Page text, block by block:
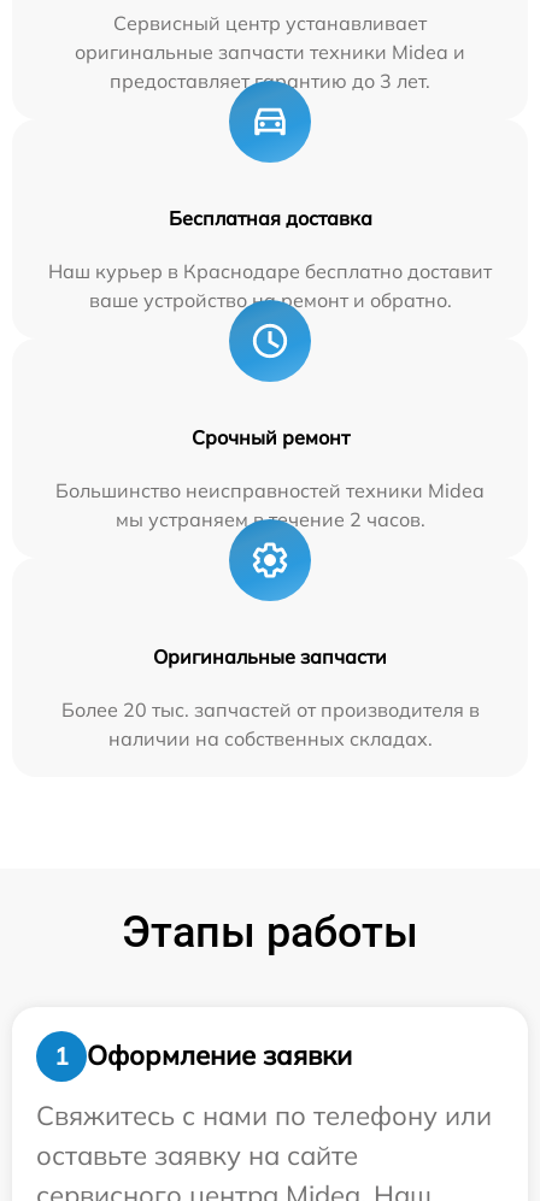
Сервисный центр устанавливает
оригинальные запчасти техники Midea и
предоставляет гарантию до 3 лет.
Бесплатная доставка
Наш курьер в Краснодаре бесплатно доставит
ваше устройство на ремонт и обратно.
Срочный ремонт
Большинство неисправностей техники Midea
мы устраняем в течение 2 часов.
Оригинальные запчасти
Более 20 тыс. запчастей от производителя в
наличии на собственных складах.
Этапы работы
1
Оформление заявки
Свяжитесь с нами по телефону или
оставьте заявку на сайте